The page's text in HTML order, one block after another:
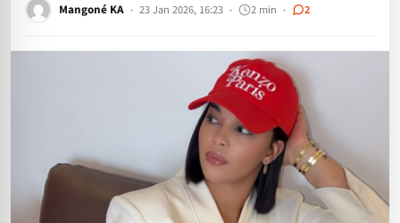
Mangoné KA 23 Jan 2026, 16:23 2 min 2